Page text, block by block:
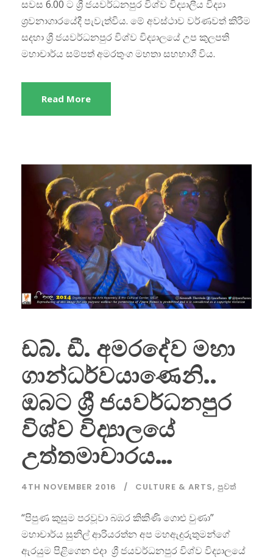
සවස 6.00 ට ශ්‍රී ජයවර්ධනපුර විශ්ව විද්‍යාලීය විද්‍යා
ශ්‍රවනාගාරයේදී පැවැත්විය. මේ අවස්ථාව වර්ණවත් කිරීම
සදහා ශ්‍රී ජයවර්ධනපුර විශ්ව විද්‍යාලයේ උප කුලපති
මහාචාර්ය සම්පත් අමරතුංග මහතා සහභාගී විය.
Read More
ඩබ්. ඩී. අමරදේව මහා
ගාන්ධර්වයාණෙනි..
ඔබට ශ්‍රී ජයවර්ධනපුර
විශ්ව විද්‍යාලයේ
උත්තමාචාරය…
4TH NOVEMBER 2016 CULTURE & ARTS, පුවත්
“පිපුණ කුසුම පරවූවා බඹර කිකිණි ගොළු වුණා”
මහාචාර්ය සුනිල් ආරියරත්න අප මහඇදුරුතුමන්ගේ
ඇරයුම පිළිගෙන එදා ශ්‍රී ජයවර්ධනපුර විශ්ව විද්‍යාලයේ